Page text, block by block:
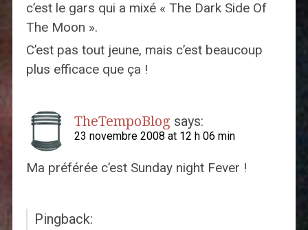
c’est le gars qui a mixé « The Dark Side Of
The Moon ».
C’est pas tout jeune, mais c’est beaucoup
plus efficace que ça !
TheTempoBlog says:
23 novembre 2008 at 12 h 06 min
Ma préférée c’est Sunday night Fever !
Pingback: